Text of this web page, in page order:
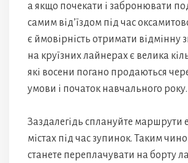
а якщо почекати і забронювати
самим від’їздом під час
є ймовірність отримати відмінну
на круїзних лайнерах є велика
які восени погано продаються
умови і початок навчального року.
Заздалегідь сплануйте маршрути
містах під час зупинок. Таким
станете переплачувати на борту